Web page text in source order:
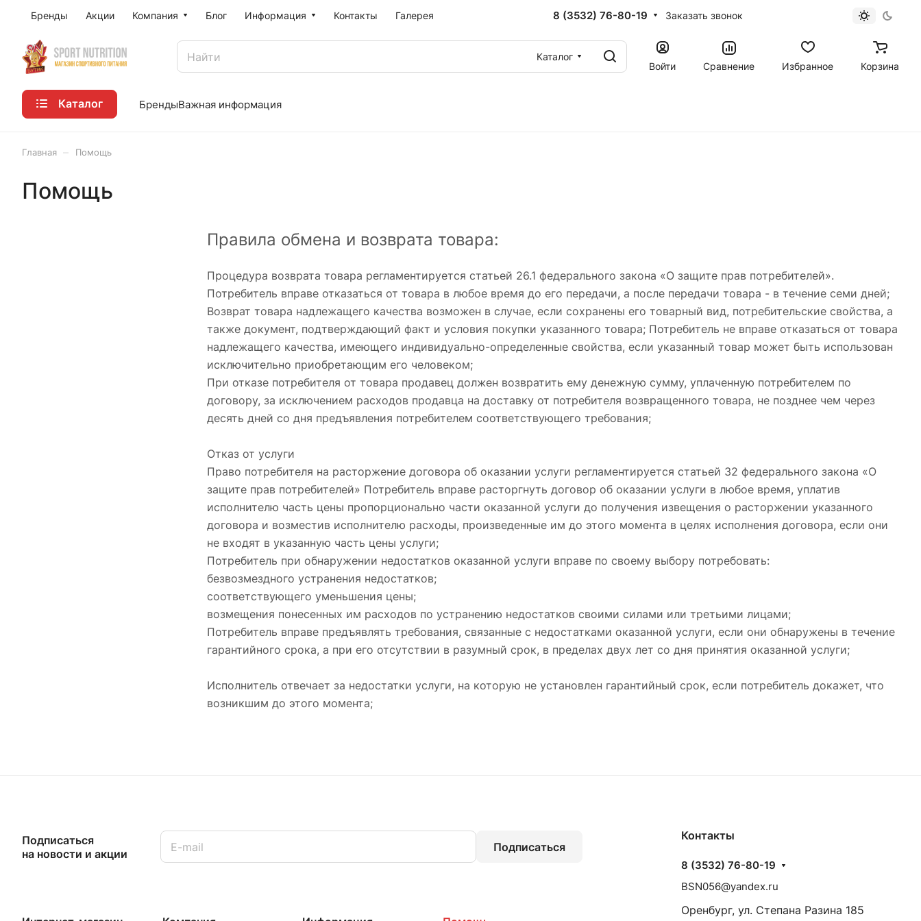
Бренды Акции Компания Блог Информация Контакты Галерея 8 (3532) 76-80-19 Заказать звонок
Каталог
Войти
Сравнение Избранное Корзина
Каталог БрендыВажная информация
Главная Помощь
Помощь
Правила обмена и возврата товара:
Процедура возврата товара регламентируется статьей 26.1 федерального закона «О защите прав потребителей».
Потребитель вправе отказаться от товара в любое время до его передачи, а после передачи товара - в течение семи дней;
Возврат товара надлежащего качества возможен в случае, если сохранены его товарный вид, потребительские свойства, а
также документ, подтверждающий факт и условия покупки указанного товара; Потребитель не вправе отказаться от товара
надлежащего качества, имеющего индивидуально-определенные свойства, если указанный товар может быть использован
исключительно приобретающим его человеком;
При отказе потребителя от товара продавец должен возвратить ему денежную сумму, уплаченную потребителем по
договору, за исключением расходов продавца на доставку от потребителя возвращенного товара, не позднее чем через
десять дней со дня предъявления потребителем соответствующего требования;
Отказ от услуги
Право потребителя на расторжение договора об оказании услуги регламентируется статьей 32 федерального закона «О
защите прав потребителей» Потребитель вправе расторгнуть договор об оказании услуги в любое время, уплатив
исполнителю часть цены пропорционально части оказанной услуги до получения извещения о расторжении указанного
договора и возместив исполнителю расходы, произведенные им до этого момента в целях исполнения договора, если они
не входят в указанную часть цены услуги;
Потребитель при обнаружении недостатков оказанной услуги вправе по своему выбору потребовать:
безвозмездного устранения недостатков;
соответствующего уменьшения цены;
возмещения понесенных им расходов по устранению недостатков своими силами или третьими лицами;
Потребитель вправе предъявлять требования, связанные с недостатками оказанной услуги, если они обнаружены в течение
гарантийного срока, а при его отсутствии в разумный срок, в пределах двух лет со дня принятия оказанной услуги;
Исполнитель отвечает за недостатки услуги, на которую не установлен гарантийный срок, если потребитель докажет, что
возникшим до этого момента;
Подписаться
на новости и акции
Подписаться
Контакты
8 (3532) 76-80-19
BSN056@yandex.ru
Оренбург, ул. Степана Разина 185